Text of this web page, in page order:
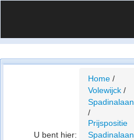
Vergelijk prijsposities - wijk
U bent hier:
Home /
Volewijck /
Spadinalaan
/
Prijspositie
Spadinalaan